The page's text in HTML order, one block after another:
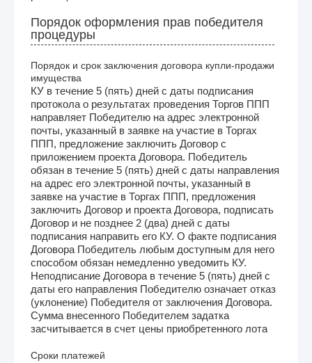
Порядок оформления прав победителя
процедуры
Порядок и срок заключения договора купли-продажи
имущества
КУ в течение 5 (пять) дней с даты подписания
протокола о результатах проведения Торгов ППП
направляет Победителю на адрес электронной
почты, указанный в заявке на участие в Торгах
ППП, предложение заключить Договор с
приложением проекта Договора. Победитель
обязан в течение 5 (пять) дней с даты направления
на адрес его электронной почты, указанный в
заявке на участие в Торгах ППП, предложения
заключить Договор и проекта Договора, подписать
Договор и не позднее 2 (два) дней с даты
подписания направить его КУ. О факте подписания
Договора Победитель любым доступным для него
способом обязан немедленно уведомить КУ.
Неподписание Договора в течение 5 (пять) дней с
даты его направления Победителю означает отказ
(уклонение) Победителя от заключения Договора.
Сумма внесенного Победителем задатка
засчитывается в счет цены приобретенного лота
Сроки платежей